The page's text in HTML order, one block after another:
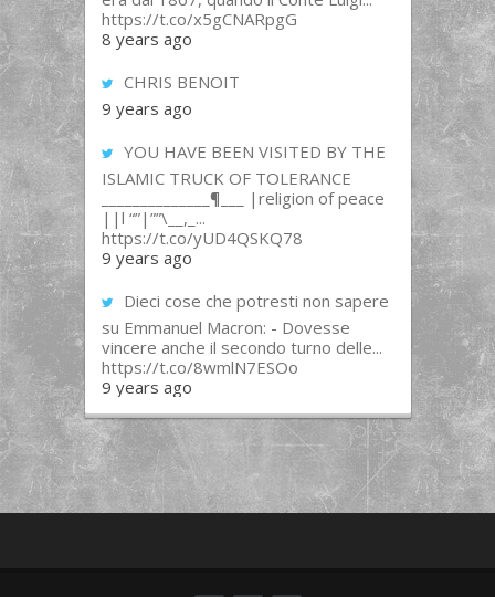
https://t.co/x5gCNARpgG
8 years ago
CHRIS BENOIT
9 years ago
YOU HAVE BEEN VISITED BY THE
ISLAMIC TRUCK OF TOLERANCE
______________¶___ |religion of peace
||l “”|””\__,_...
https://t.co/yUD4QSKQ78
9 years ago
Dieci cose che potresti non sapere
su Emmanuel Macron: - Dovesse
vincere anche il secondo turno delle...
https://t.co/8wmlN7ESOo
9 years ago